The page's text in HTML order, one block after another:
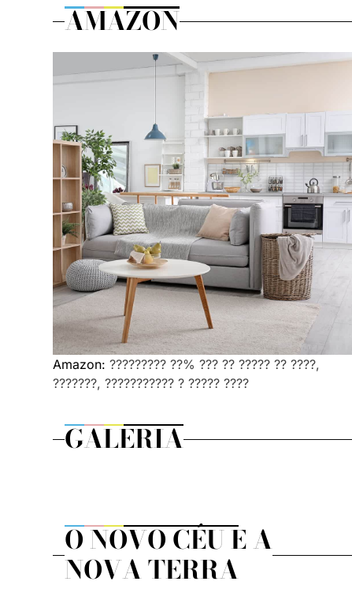
AMAZON
Amazon: ????????? ??% ??? ?? ????? ?? ????,
???????, ??????????? ? ????? ????
GALERIA
O NOVO CÉU E A
NOVA TERRA